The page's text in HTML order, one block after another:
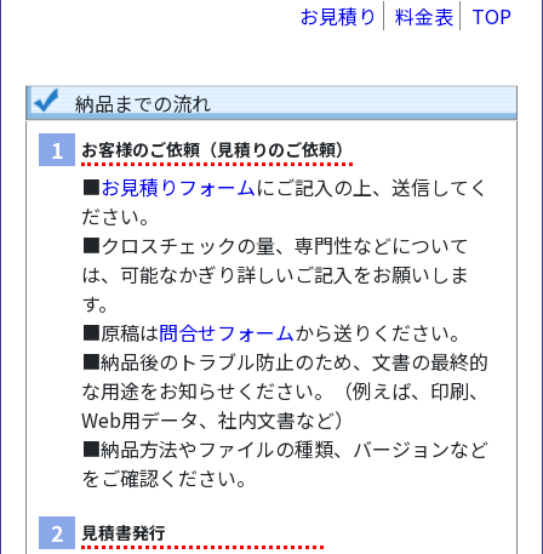
お見積り 料金表 TOP
納品までの流れ
1 お客様のご依頼（見積りのご依頼）
■お見積りフォームにご記入の上、送信してく
ださい。
■クロスチェックの量、専門性などについて
は、可能なかぎり詳しいご記入をお願いしま
す。
■原稿は問合せフォームから送りください。
■納品後のトラブル防止のため、文書の最終的
な用途をお知らせください。（例えば、印刷、
Web用データ、社内文書など）
■納品方法やファイルの種類、バージョンなど
をご確認ください。
2 見積書発行